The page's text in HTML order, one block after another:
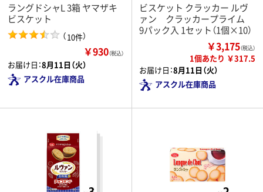
ラングドシャL 3箱 ヤマザキ
ビスケット
（10件）
￥930（税込）
お届け日：8月11日（火）
アスクル在庫商品
ビスケット クラッカー ルヴ
ァン クラッカープライム
9パック入 1セット（1個×10）
￥3,175（税込）
1個あたり ￥317.5
お届け日：8月11日（火）
アスクル在庫商品